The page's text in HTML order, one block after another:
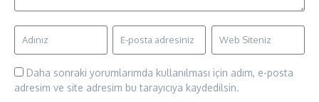
Daha sonraki yorumlarımda kullanılması için adım, e-posta
adresim ve site adresim bu tarayıcıya kaydedilsin.